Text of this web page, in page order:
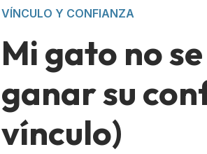
VÍNCULO Y CONFIANZA
Mi gato no
ganar su
vínculo)